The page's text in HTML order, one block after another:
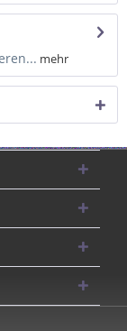
mehr